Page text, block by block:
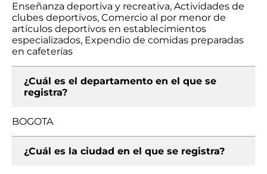
Enseñanza deportiva y recreativa, Actividades de
clubes deportivos, Comercio al por menor de
artículos deportivos en establecimientos
especializados, Expendio de comidas preparadas
en cafeterías
¿Cuál es el departamento en el que se
registra?
BOGOTA
¿Cuál es la ciudad en el que se registra?